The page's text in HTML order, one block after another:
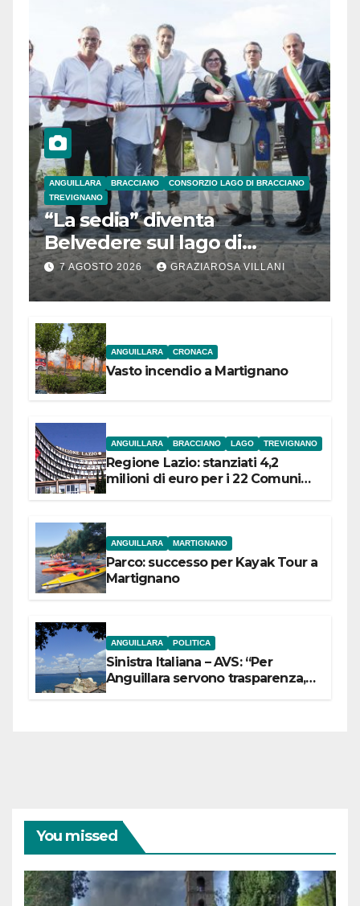
ANGUILLARA BRACCIANO
CONSORZIO LAGO DI BRACCIANO
TREVIGNANO
“La sedia” diventa
Belvedere sul lago di
Bracciano: ieri
l’inaugurazione
7 AGOSTO 2026 GRAZIAROSA VILLANI
ANGUILLARA CRONACA
Vasto incendio a Martignano
ANGUILLARA BRACCIANO LAGO TREVIGNANO
Regione Lazio: stanziati 4,2
milioni di euro per i 22 Comuni
ANGUILLARA MARTIGNANO
Parco: successo per Kayak Tour a
Martignano
ANGUILLARA POLITICA
Sinistra Italiana – AVS: “Per
Anguillara servono trasparenza,
You missed